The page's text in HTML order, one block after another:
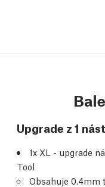
Upgrade z 1
1x XL - upgrade
Tool
Obsahuje 0.4mm